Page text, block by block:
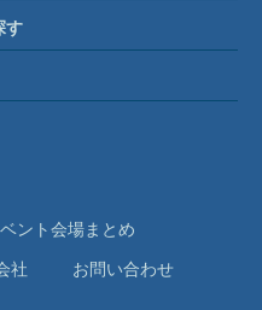
す
ント会場まとめ
社
お問い合わせ